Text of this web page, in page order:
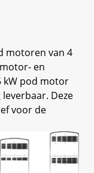
motoren van 4
en
kW pod motor
Deze
voor de